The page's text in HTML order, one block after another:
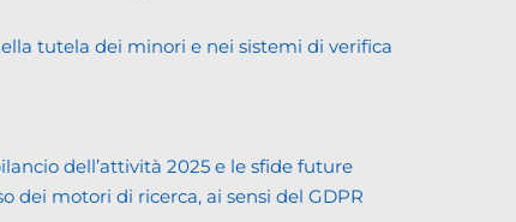
tutela dei minori e nei sistemi di verifica
dell’attività 2025 e le sfide future
dei motori di ricerca, ai sensi del GDPR